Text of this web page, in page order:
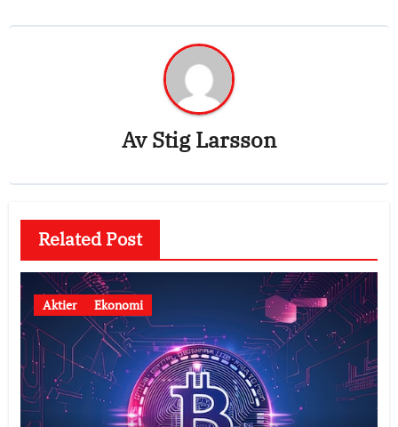
AvStig Larsson
Related Post
Aktier Ekonomi